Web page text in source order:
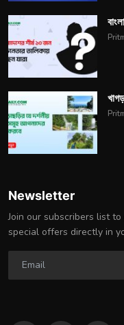
Newsletter
Join our subscribers list
special offers directly in